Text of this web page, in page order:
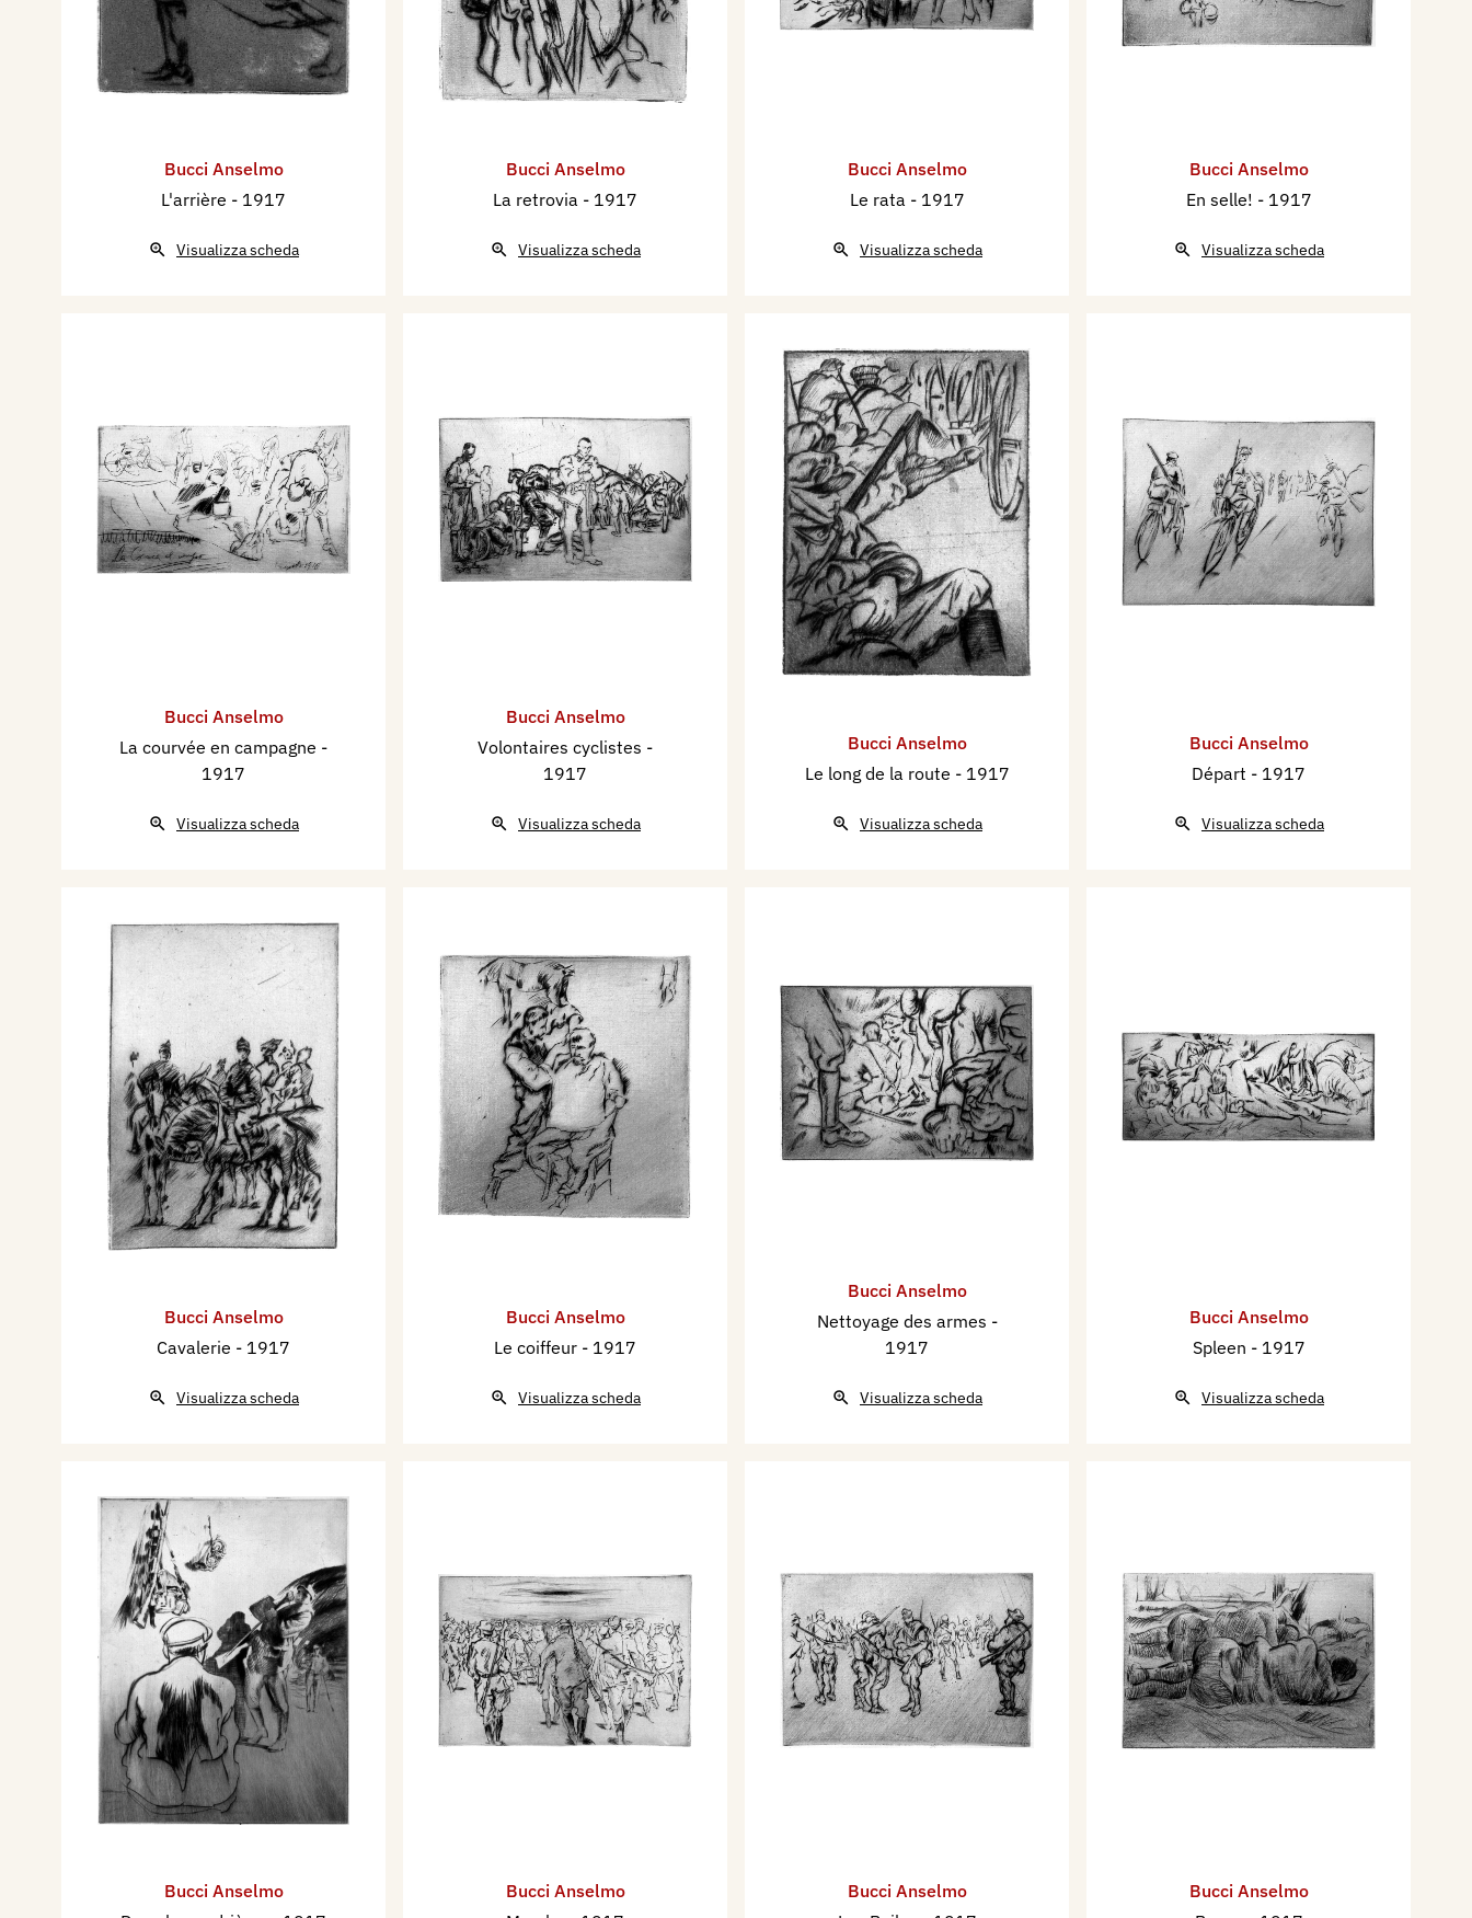
Bucci Anselmo
L'arrière - 1917
Visualizza scheda
Bucci Anselmo
La retrovia - 1917
Visualizza scheda
Bucci Anselmo
Le rata - 1917
Visualizza scheda
Bucci Anselmo
En selle! - 1917
Visualizza scheda
Bucci Anselmo
La courvée en campagne -
1917
Visualizza scheda
Bucci Anselmo
Volontaires cyclistes -
1917
Visualizza scheda
Bucci Anselmo
Le long de la route - 1917
Visualizza scheda
Bucci Anselmo
Départ - 1917
Visualizza scheda
Bucci Anselmo
Cavalerie - 1917
Visualizza scheda
Bucci Anselmo
Le coiffeur - 1917
Visualizza scheda
Bucci Anselmo
Nettoyage des armes -
1917
Visualizza scheda
Bucci Anselmo
Spleen - 1917
Visualizza scheda
Bucci Anselmo
Bucci Anselmo
Bucci Anselmo
Bucci Anselmo